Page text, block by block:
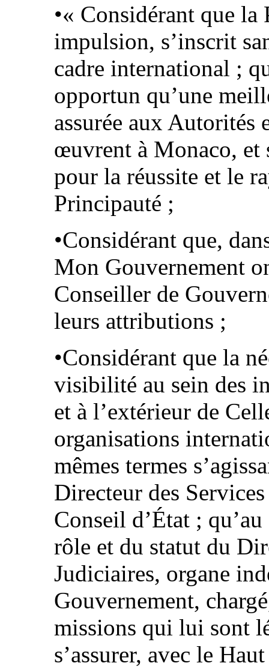
•« Considérant que
impulsion, s’inscrit
cadre international ;
opportun qu’une
assurée aux Autorités
œuvrent à Monaco, et
pour la réussite et le
Principauté ;
•Considérant que,
Mon Gouvernement
Conseiller de
leurs attributions ;
•Considérant que la
visibilité au sein des
et à l’extérieur de
organisations
mêmes termes
Directeur des
Conseil d’État ;
rôle et du statut du
Judiciaires, organe
Gouvernement,
missions qui lui sont
s’assurer, avec le